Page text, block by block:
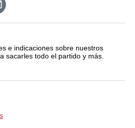
e indicaciones sobre nuestros
sacarles todo el partido y más.